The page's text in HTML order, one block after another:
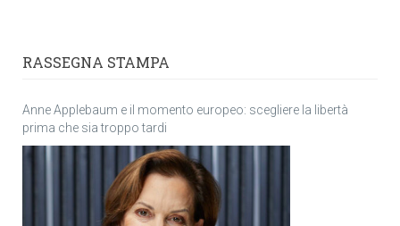
RASSEGNA STAMPA
Anne Applebaum e il momento europeo: scegliere la libertà
prima che sia troppo tardi